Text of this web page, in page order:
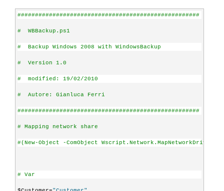
####################################################
#  WBBackup.ps1
#  Backup Windows 2008 with WindowsBackup
#  Version 1.0
#  modified: 19/02/2010
#  Autore: Gianluca Ferri
####################################################
# Mapping network share
#(New-Object -ComObject
# Var